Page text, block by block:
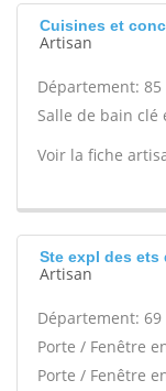
Cuisines et
Artisan
Département: 85
Salle de bain clé
Voir la fiche
Ste expl des ets
Artisan
Département: 69
Porte / Fenêtre
Porte / Fenêtre